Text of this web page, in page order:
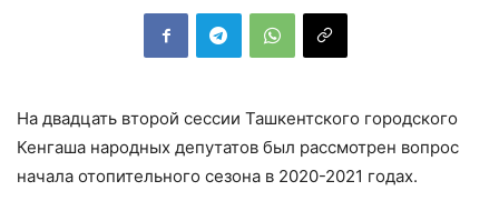
На двадцать второй сессии Ташкентского городского
Кенгаша народных депутатов был рассмотрен вопрос
начала отопительного сезона в 2020-2021 годах.